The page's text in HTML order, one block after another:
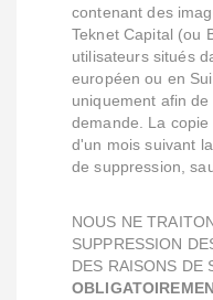
contenant des
Teknet Capital (ou
utilisateurs situés
européen ou en
uniquement afin
demande. La
d'un mois suivant
de suppression,
NOUS NE
SUPPRESSION
DES RAISONS DE